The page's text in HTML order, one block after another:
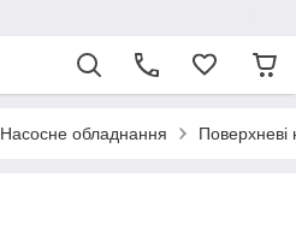
Насосне обладнання Поверхневі